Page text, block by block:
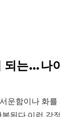
되는…나
운함이나 화